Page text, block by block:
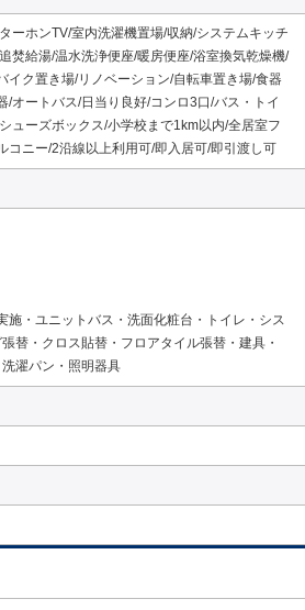
ーホンTV/室内洗濯機置場/収納/システムキッチ
焚給湯/温水洗浄便座/暖房便座/浴室換気乾燥機/
イク置き場/リノベーション/自転車置き場/食器
/オートバス/日当り良好/コンロ3口/バス・トイ
ューズボックス/小学校まで1km以内/全居室フ
コニー/2沿線以上利用可/即入居可/即引渡し可
施・ユニットバス・洗面化粧台・トイレ・シス
替・クロス貼替・フロアタイル張替・建具・
濯パン・照明器具